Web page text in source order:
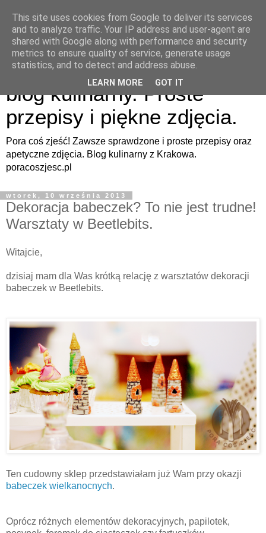
Pora coś zjeść - apetyczny
blog kulinarny. Proste
przepisy i piękne zdjęcia.
Pora coś zjeść! Zawsze sprawdzone i proste przepisy oraz
apetyczne zdjęcia. Blog kulinarny z Krakowa.
poracoszjesc.pl
wtorek, 10 września 2013
Dekoracja babeczek? To nie jest trudne!
Warsztaty w Beetlebits.
Witajcie,
dzisiaj mam dla Was krótką relację z warsztatów dekoracji
babeczek w Beetlebits.
Ten cudowny sklep przedstawiałam już Wam przy okazji
babeczek wielkanocnych.
Oprócz różnych elementów dekoracyjnych, papilotek,
This site uses cookies from Google to deliver its services
and to analyze traffic. Your IP address and user-agent are
shared with Google along with performance and security
metrics to ensure quality of service, generate usage
statistics, and to detect and address abuse.
LEARN MORE GOT IT